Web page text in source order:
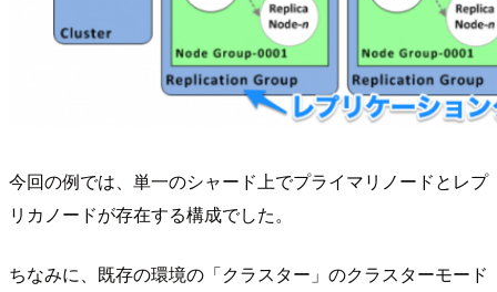
今回の例では、単一のシャード上でプライマリノードとレプ
リカノードが存在する構成でした。
ちなみに、既存の環境の「クラスター」のクラスターモード